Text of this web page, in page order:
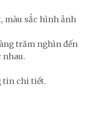
màu sắc hình ảnh
trăm nghìn đến
nhau.
tin chi tiết.